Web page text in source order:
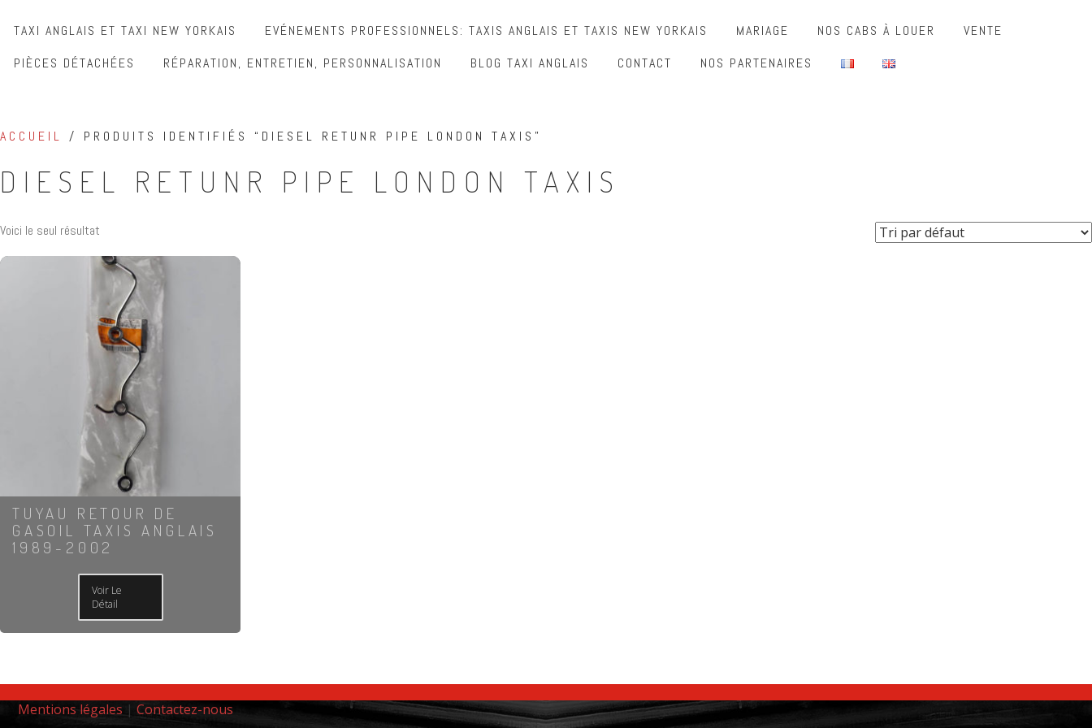
TAXI ANGLAIS ET TAXI NEW YORKAIS EVÉNEMENTS PROFESSIONNELS: TAXIS ANGLAIS ET TAXIS NEW YORKAIS MARIAGE NOS CABS À LOUER
VENTE
PIÈCES DÉTACHÉES
RÉPARATION, ENTRETIEN, PERSONNALISATION BLOG TAXI ANGLAIS CONTACT NOS PARTENAIRES
ACCUEIL / PRODUITS IDENTIFIÉS “DIESEL RETUNR PIPE LONDON TAXIS”
DIESEL RETUNR PIPE LONDON TAXIS
Voici le seul résultat
TUYAU RETOUR DE
GASOIL TAXIS ANGLAIS
1989-2002
Voir Le
Détail
Mentions légales | Contactez-nous